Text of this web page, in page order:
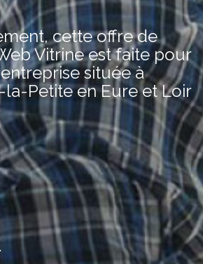
cette offre de
Vitrine est faite pour
située à
Petite en Eure et Loir